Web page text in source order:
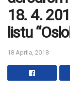
18. 4.
listu
18 Aprila, 2018